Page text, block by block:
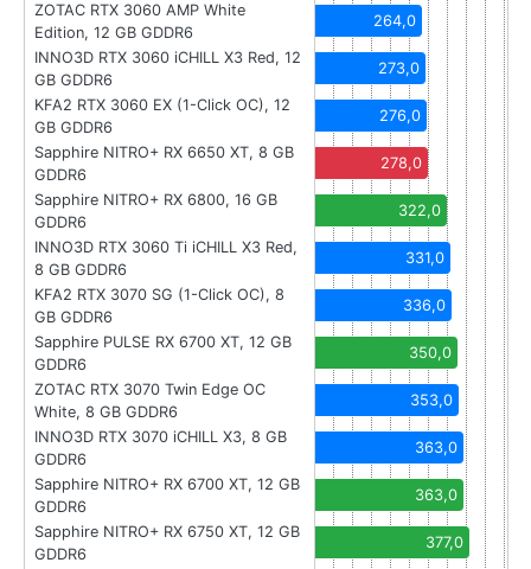
ZOTAC RTX 3060 AMP White
Edition, 12 GB GDDR6
264,0
INNO3D RTX 3060 iCHILL X3 Red, 12
GB GDDR6
273,0
KFA2 RTX 3060 EX (1-Click OC), 12
GB GDDR6
276,0
Sapphire NITRO+ RX 6650 XT, 8 GB
GDDR6
278,0
Sapphire NITRO+ RX 6800, 16 GB
GDDR6
322,0
INNO3D RTX 3060 Ti iCHILL X3 Red,
8 GB GDDR6
331,0
KFA2 RTX 3070 SG (1-Click OC), 8
GB GDDR6
336,0
Sapphire PULSE RX 6700 XT, 12 GB
GDDR6
350,0
ZOTAC RTX 3070 Twin Edge OC
White, 8 GB GDDR6
353,0
INNO3D RTX 3070 iCHILL X3, 8 GB
GDDR6
363,0
Sapphire NITRO+ RX 6700 XT, 12 GB
GDDR6
363,0
Sapphire NITRO+ RX 6750 XT, 12 GB
GDDR6
377,0